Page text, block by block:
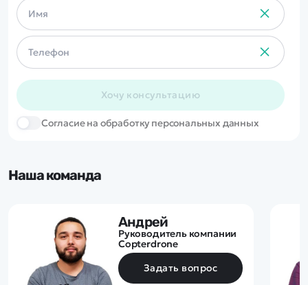
Хочу консультацию
Cогласие на обработку персональных данных
Наша команда
Андрей
Руководитель компании
Copterdrone
Задать вопрос